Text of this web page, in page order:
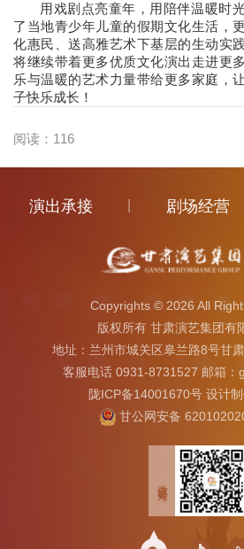
用戏剧点亮童年，用陪伴温暖时
了当地青少年儿童的假期文化生活，
化惠民、送高雅艺术下基层的生动实
将继续带着更多优质文化演出走进更
乐与温暖的艺术力量带给更多家庭，
子快乐成长！
阅读： 116
演出承接 剧场经营
Copyrights © 2026 All
版权所有 甘肃演艺集团有
地址：兰州市城关区皋兰路8号甘
客服电话 0931-8731527 邮箱：
陇ICP备14001670号设计
甘公网安备